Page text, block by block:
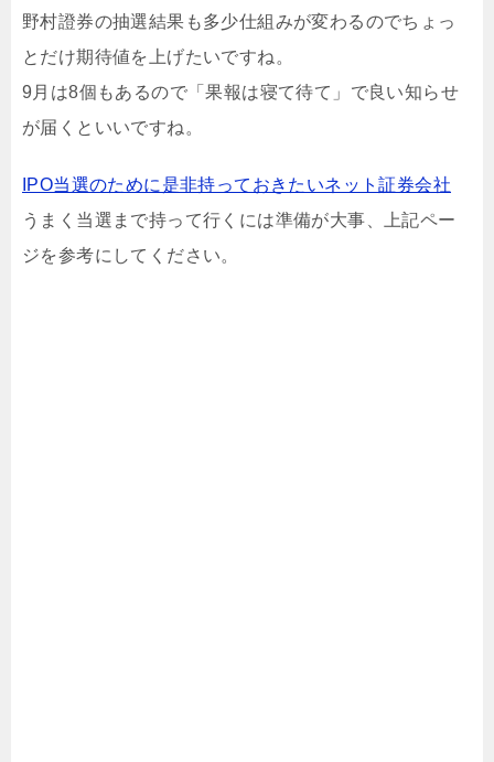
野村證券の抽選結果も多少仕組みが変わるのでちょっ
とだけ期待値を上げたいですね。
9月は8個もあるので「果報は寝て待て」で良い知らせ
が届くといいですね。
IPO当選のために是非持っておきたいネット証券会社
うまく当選まで持って行くには準備が大事、上記ペー
ジを参考にしてください。